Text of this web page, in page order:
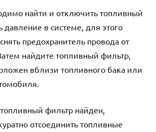
найти и отключить топливный
давление в системе, для этого
предохранитель провода от
найдите топливный фильтр,
вблизи топливного бака или
фильтр найден,
отсоединить топливные